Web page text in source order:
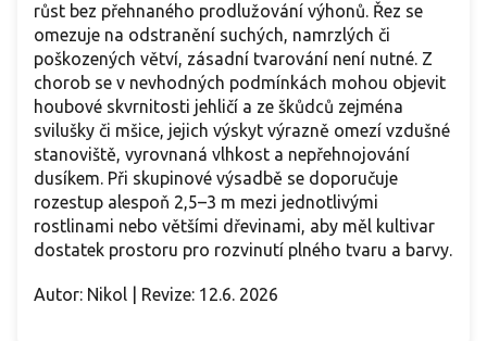
růst bez přehnaného prodlužování výhonů. Řez se
omezuje na odstranění suchých, namrzlých či
poškozených větví, zásadní tvarování není nutné. Z
chorob se v nevhodných podmínkách mohou objevit
houbové skvrnitosti jehličí a ze škůdců zejména
svilušky či mšice, jejich výskyt výrazně omezí vzdušné
stanoviště, vyrovnaná vlhkost a nepřehnojování
dusíkem. Při skupinové výsadbě se doporučuje
rozestup alespoň 2,5–3 m mezi jednotlivými
rostlinami nebo většími dřevinami, aby měl kultivar
dostatek prostoru pro rozvinutí plného tvaru a barvy.
Autor: Nikol | Revize: 12.6. 2026